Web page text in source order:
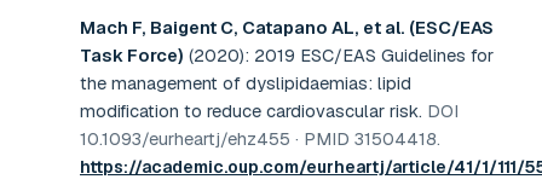
Mach F, Baigent C, Catapano AL, et al. (ESC/EAS
Task Force) (2020): 2019 ESC/EAS Guidelines for
the management of dyslipidaemias: lipid
modification to reduce cardiovascular risk. DOI
10.1093/eurheartj/ehz455 · PMID 31504418.
https://academic.oup.com/eurheartj/article/41/1/111/